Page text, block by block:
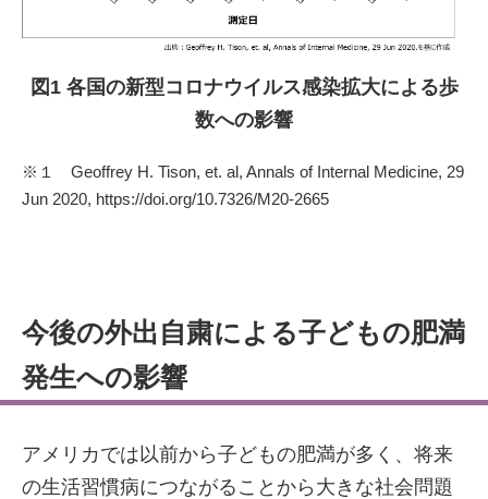
図1 各国の新型コロナウイルス感染拡大による歩
数への影響
※１ Geoffrey H. Tison, et. al, Annals of Internal Medicine, 29
Jun 2020, https://doi.org/10.7326/M20-2665
今後の外出自粛による子どもの肥満
発生への影響
アメリカでは以前から子どもの肥満が多く、将来
の生活習慣病につながることから大きな社会問題